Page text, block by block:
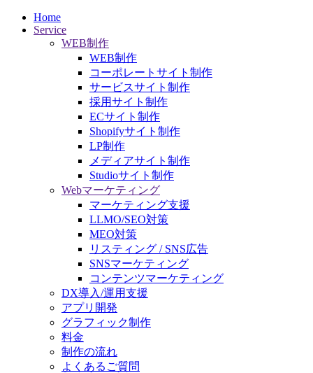
Home
Service
WEB制作
WEB制作
コーポレートサイト制作
サービスサイト制作
採用サイト制作
ECサイト制作
Shopifyサイト制作
LP制作
メディアサイト制作
Studioサイト制作
Webマーケティング
マーケティング支援
LLMO/SEO対策
MEO対策
リスティング / SNS広告
SNSマーケティング
コンテンツマーケティング
DX導入/運用支援
アプリ開発
グラフィック制作
料金
制作の流れ
よくあるご質問